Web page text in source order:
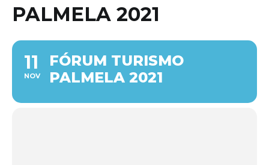
PALMELA 2021
11
NOV
FÓRUM TURISMO
PALMELA 2021